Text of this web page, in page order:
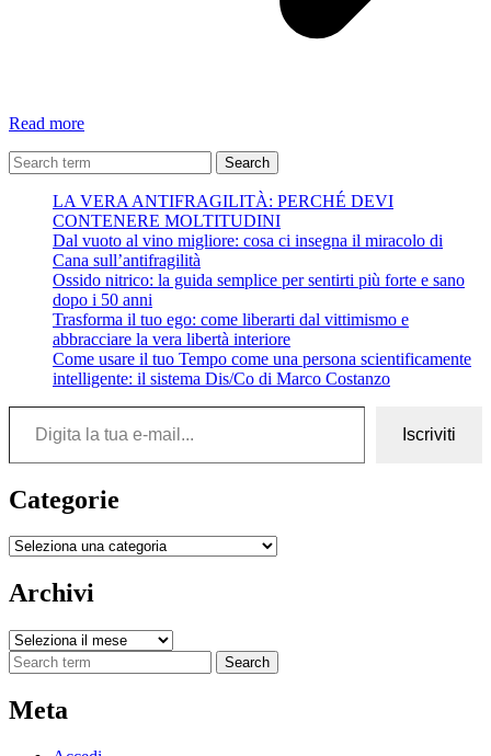
Read moreIl
della
attraverso
l’impegno
sociale
Search
LA VERA ANTIFRAGILITÀ: PERCHÉ DEVI
CONTENERE MOLTITUDINI
Dal vuoto al vino migliore: cosa ci insegna il miracolo di
Cana sull’antifragilità
Ossido nitrico: la guida semplice per sentirti più forte e sano
dopo i 50 anni
Trasforma il tuo ego: come liberarti dal vittimismo e
abbracciare la vera libertà interiore
Come usare il tuo Tempo come una persona scientificamente
intelligente: il sistema Dis/Co di Marco Costanzo
Digita la tua e-mail...
Iscriviti
Categorie
Categorie
Archivi
Archivi
Search
Meta